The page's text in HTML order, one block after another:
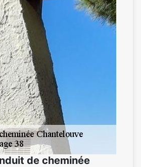
de cheminée